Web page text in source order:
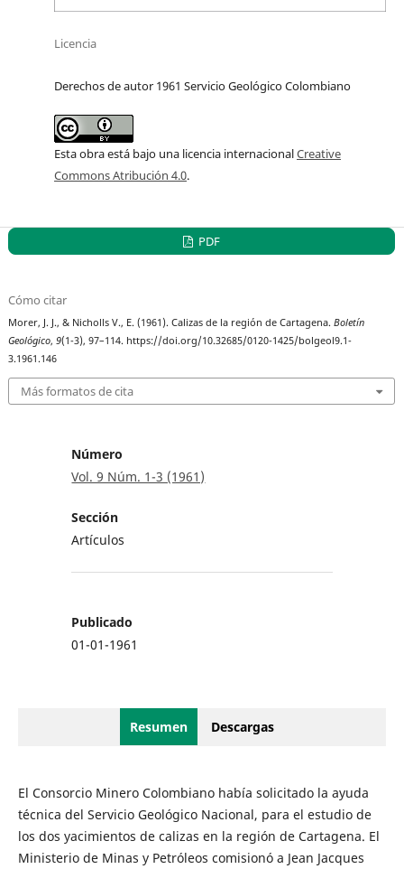
Licencia
Derechos de autor 1961 Servicio Geológico Colombiano
Esta obra está bajo una licencia internacionalCreative
Commons Atribución 4.0.
PDF
Cómo citar
Morer, J. J., & Nicholls V., E. (1961). Calizas de la región de Cartagena.Boletín
Geológico,9(1-3), 97–114. https://doi.org/10.32685/0120-1425/bolgeol9.1-
3.1961.146
Más formatos de cita
Número
Vol. 9 Núm. 1-3 (1961)
Sección
Artículos
Publicado
01-01-1961
Resumen Descargas
El Consorcio Minero Colombiano había solicitado la ayuda
técnica del Servicio Geológico Nacional, para el estudio de
los dos yacimientos de calizas en la región de Cartagena. El
Ministerio de Minas y Petróleos comisionó a Jean Jacques